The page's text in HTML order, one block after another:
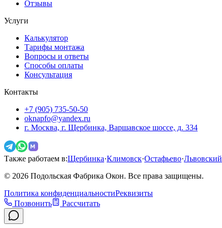
Отзывы
Услуги
Калькулятор
Тарифы монтажа
Вопросы и ответы
Способы оплаты
Консультация
Контакты
+7 (905) 735-50-50
oknapfo@yandex.ru
г. Москва, г. Щербинка, Варшавское шоссе, д. 334
Также работаем в:Щербинка·Климовск·Остафьево·Львовский
© 2026 Подольская Фабрика Окон. Все права защищены.
Политика конфиденциальностиРеквизиты
Позвонить
Рассчитать